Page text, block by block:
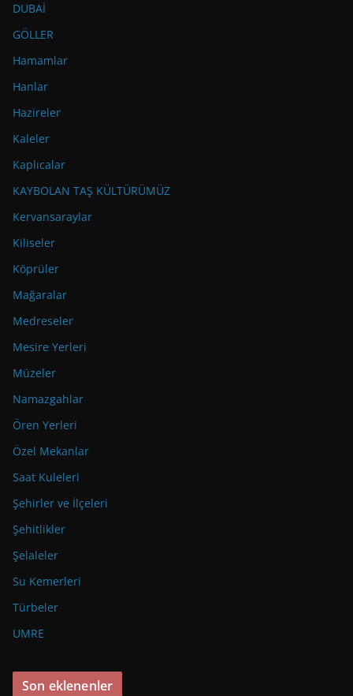
DUBAİ
GÖLLER
Hamamlar
Hanlar
Hazireler
Kaleler
Kaplıcalar
KAYBOLAN TAŞ KÜLTÜRÜMÜZ
Kervansaraylar
Kiliseler
Köprüler
Mağaralar
Medreseler
Mesire Yerleri
Müzeler
Namazgahlar
Ören Yerleri
Özel Mekanlar
Saat Kuleleri
Şehirler ve İlçeleri
Şehitlikler
Şelaleler
Su Kemerleri
Türbeler
UMRE
Son eklenenler